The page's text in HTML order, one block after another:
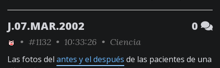
J.07.MAR.2002 0
• #1132 • 10:33:26 • Ciencia
Las fotos del antes y el después de las pacientes de una